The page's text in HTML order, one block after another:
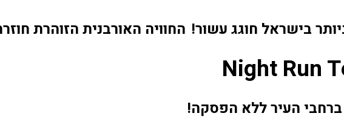
בישראל חוגג עשור!
Night Run
ברחבי העיר ללא הפסקה!